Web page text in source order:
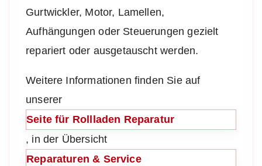
Gurtwickler, Motor, Lamellen,
Aufhängungen oder Steuerungen gezielt
repariert oder ausgetauscht werden.
Weitere Informationen finden Sie auf
unserer
Seite für Rollladen Reparatur
, in der Übersicht
Reparaturen & Service